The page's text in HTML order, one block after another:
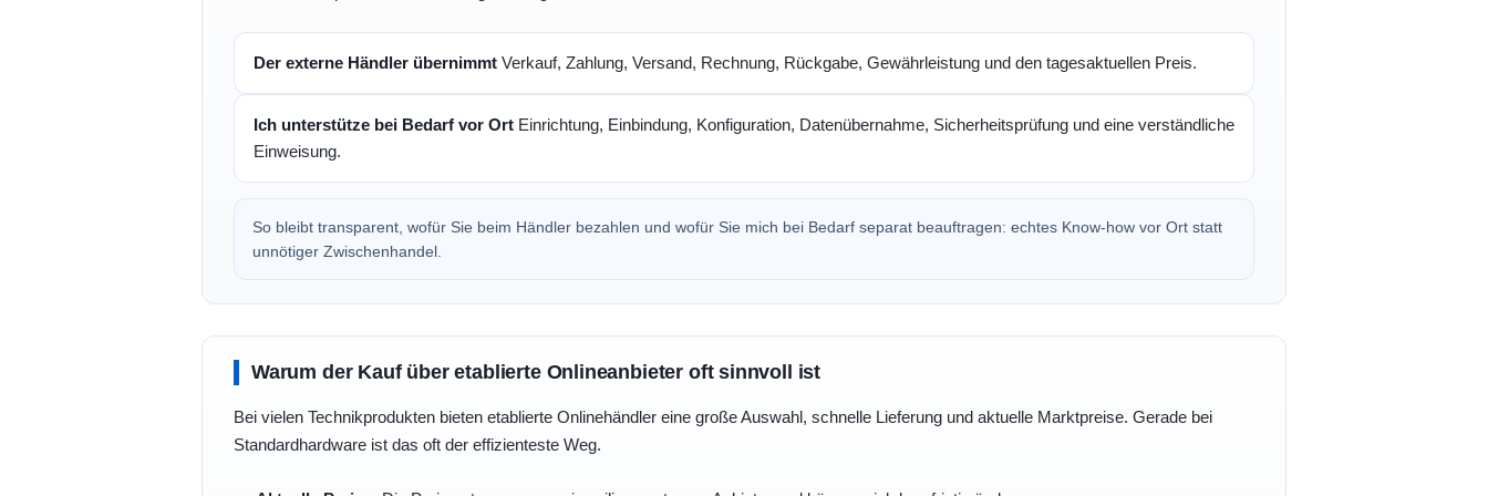
Der externe Händler übernimmt Verkauf, Zahlung, Versand, Rechnung, Rückgabe, Gewährleistung und den tagesaktuellen Preis.
Ich unterstütze bei Bedarf vor Ort Einrichtung, Einbindung, Konfiguration, Datenübernahme, Sicherheitsprüfung und eine verständliche
Einweisung.
So bleibt transparent, wofür Sie beim Händler bezahlen und wofür Sie mich bei Bedarf separat beauftragen: echtes Know-how vor Ort statt
unnötiger Zwischenhandel.
Warum der Kauf über etablierte Onlineanbieter oft sinnvoll ist
Bei vielen Technikprodukten bieten etablierte Onlinehändler eine große Auswahl, schnelle Lieferung und aktuelle Marktpreise. Gerade bei
Standardhardware ist das oft der effizienteste Weg.